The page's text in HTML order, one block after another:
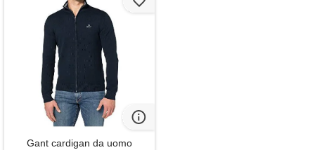
Gant cardigan da uomo